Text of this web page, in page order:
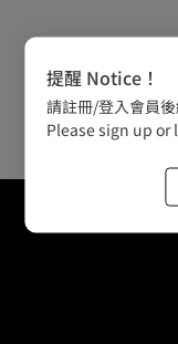
提醒 Notice！
請註冊/登入會員
Please sign up or